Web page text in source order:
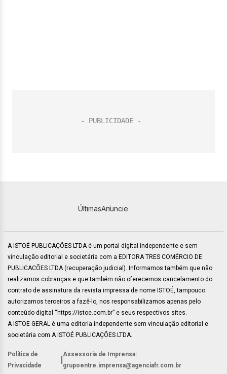
ÚltimasAnuncie
A ISTOÉ PUBLICAÇÕES LTDA é um portal digital independente e sem
vinculação editorial e societária com a EDITORA TRES COMÉRCIO DE
PUBLICACÕES LTDA (recuperação judicial). Informamos também que não
realizamos cobranças e que também não oferecemos cancelamento do
contrato de assinatura da revista impressa de nome ISTOÉ, tampouco
autorizamos terceiros a fazê-lo, nos responsabilizamos apenas pelo
conteúdo digital “https://istoe.com.br” e seus respectivos sites.
A ISTOE GERAL é uma editoria independente sem vinculação editorial e
societária com A ISTOÉ PUBLICAÇÕES LTDA.
Política de
Privacidade
Assessoria de Imprensa:
grupoentre.imprensa@agenciafr.com.br